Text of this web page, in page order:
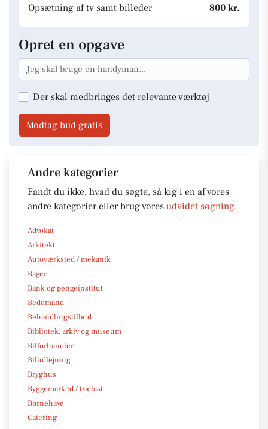
Opsætning af tv samt billeder
800 kr.
Opret en opgave
Der skal medbringes det relevante værktøj
Modtag bud gratis
Andre kategorier
Fandt du ikke, hvad du søgte, så kig i en af vores
andre kategorier eller brug vores udvidet søgning.
Advokat
Arkitekt
Autoværksted / mekanik
Bager
Bank og pengeinstitut
Bedemand
Behandlingstilbud
Bibliotek, arkiv og museum
Bilforhandler
Biludlejning
Bryghus
Byggemarked / trælast
Børnehave
Catering